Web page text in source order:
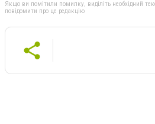
Якщо ви помітили помилку, виділіть необхідний
повідомити про це редакцію